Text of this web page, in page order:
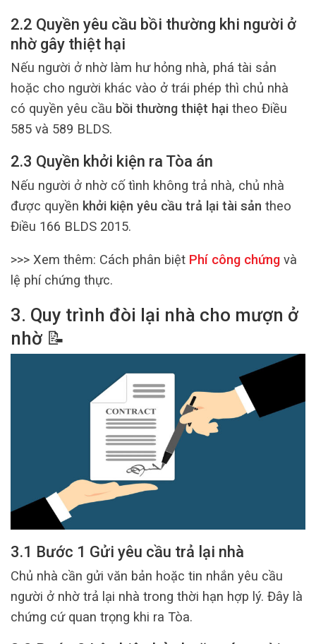
2.2 Quyền yêu cầu bồi thường khi người ở
nhờ gây thiệt hại
Nếu người ở nhờ làm hư hỏng nhà, phá tài sản
hoặc cho người khác vào ở trái phép thì chủ nhà
có quyền yêu cầu bồi thường thiệt hại theo Điều
585 và 589 BLDS.
2.3 Quyền khởi kiện ra Tòa án
Nếu người ở nhờ cố tình không trả nhà, chủ nhà
được quyền khởi kiện yêu cầu trả lại tài sản theo
Điều 166 BLDS 2015.
>>> Xem thêm: Cách phân biệt Phí công chứng và
lệ phí chứng thực.
3. Quy trình đòi lại nhà cho mượn ở
nhờ📝
3.1 Bước 1 Gửi yêu cầu trả lại nhà
Chủ nhà cần gửi văn bản hoặc tin nhắn yêu cầu
người ở nhờ trả lại nhà trong thời hạn hợp lý. Đây là
chứng cứ quan trọng khi ra Tòa.